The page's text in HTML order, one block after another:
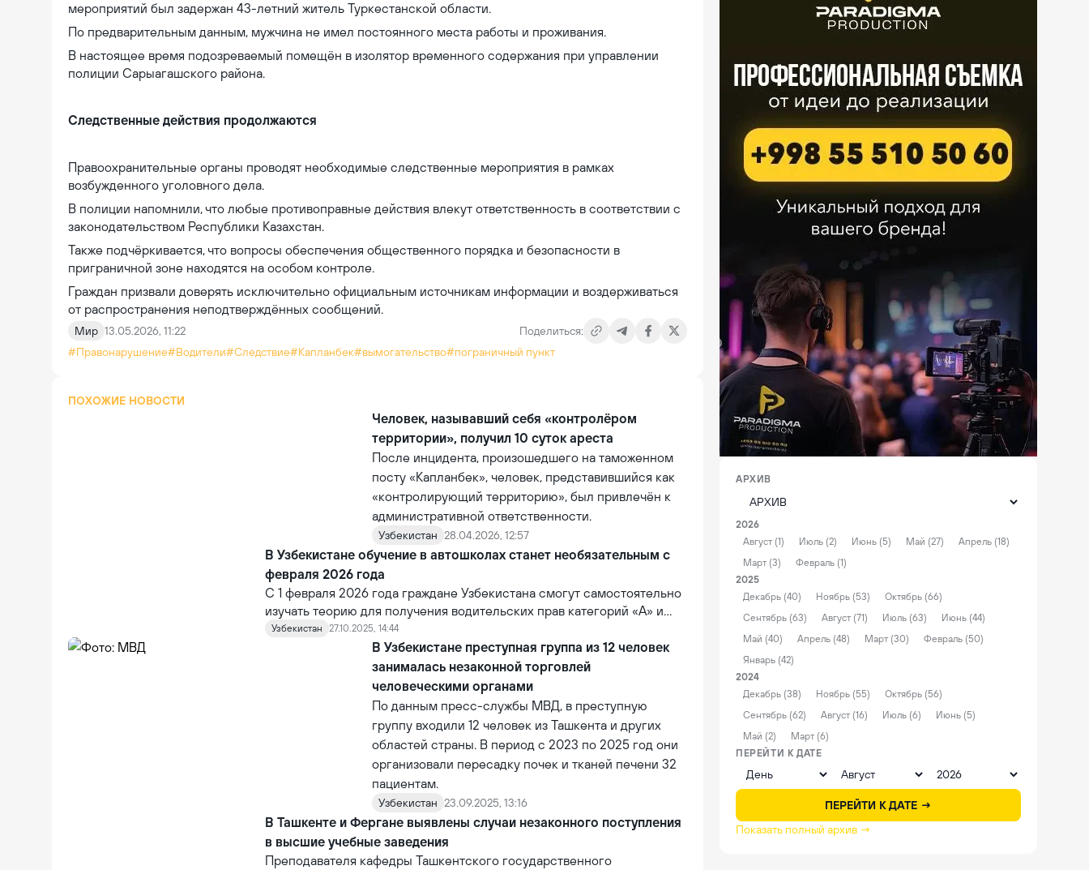
мероприятий был задержан 43-летний житель Туркестанской области.
По предварительным данным, мужчина не имел постоянного места работы и проживания.
В настоящее время подозреваемый помещён в изолятор временного содержания при управлении
полиции Сарыагашского района.
Следственные действия продолжаются
Правоохранительные органы проводят необходимые следственные мероприятия в рамках
возбужденного уголовного дела.
В полиции напомнили, что любые противоправные действия влекут ответственность в соответствии с
законодательством Республики Казахстан.
Также подчёркивается, что вопросы обеспечения общественного порядка и безопасности в
приграничной зоне находятся на особом контроле.
Граждан призвали доверять исключительно официальным источникам информации и воздерживаться
от распространения неподтверждённых сообщений.
Мир 13.05.2026, 11:22
Поделиться:
#Правонарушение#Водители#Следствие#Капланбек#вымогательство#пограничный пункт
ПОХОЖИЕ НОВОСТИ
Человек, называвший себя «контролёром
территории», получил 10 суток ареста
После инцидента, произошедшего на таможенном
посту «Капланбек», человек, представившийся как
«контролирующий территорию», был привлечён к
административной ответственности.
Узбекистан 28.04.2026, 12:57
В Узбекистане обучение в автошколах станет необязательным с
февраля 2026 года
С 1 февраля 2026 года граждане Узбекистана смогут самостоятельно
изучать теорию для получения водительских прав категорий «A» и
«B», без обязательного посещения автошкол. Об этом сообщили в
пресс-службе СБДД ДОБ МВД, ссылаясь на постановление Кабинета
Узбекистан 27.10.2025, 14:44
В Узбекистане преступная группа из 12 человек
занималась незаконной торговлей
человеческими органами
По данным пресс-службы МВД, в преступную
группу входили 12 человек из Ташкента и других
областей страны. В период с 2023 по 2025 год они
организовали пересадку почек и тканей печени 32
пациентам.
Узбекистан 23.09.2025, 13:16
В Ташкенте и Фергане выявлены случаи незаконного поступления
в высшие учебные заведения
Преподавателя кафедры Ташкентского государственного
АРХИВ
2026
Август (1)
Июль (2) Июнь (5) Май (27)
Апрель (18)
Март (3)
Февраль (1)
2025
Декабрь (40)
Ноябрь (53)
Октябрь (66)
Сентябрь (63)
Август (71) Июль (63)
Июнь (44)
Май (40)
Апрель (48) Март (30)
Февраль (50)
Январь (42)
2024
Декабрь (38)
Ноябрь (55)
Октябрь (56)
Сентябрь (62)
Август (16) Июль (6)
Июнь (5)
Май (2)
Март (6)
ПЕРЕЙТИ К ДАТЕ
ПЕРЕЙТИ К ДАТЕ →
Показать полный архив →